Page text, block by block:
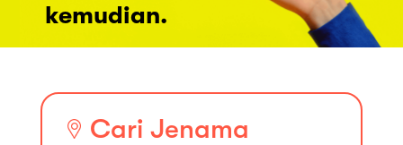
kemudian.
Cari Jenama